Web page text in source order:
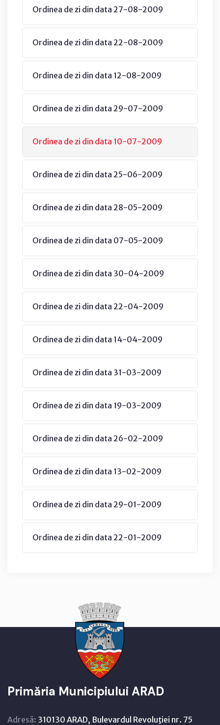
Ordinea de zi din data 27-08-2009
Ordinea de zi din data 22-08-2009
Ordinea de zi din data 12-08-2009
Ordinea de zi din data 29-07-2009
Ordinea de zi din data 10-07-2009
Ordinea de zi din data 25-06-2009
Ordinea de zi din data 28-05-2009
Ordinea de zi din data 07-05-2009
Ordinea de zi din data 30-04-2009
Ordinea de zi din data 22-04-2009
Ordinea de zi din data 14-04-2009
Ordinea de zi din data 31-03-2009
Ordinea de zi din data 19-03-2009
Ordinea de zi din data 26-02-2009
Ordinea de zi din data 13-02-2009
Ordinea de zi din data 29-01-2009
Ordinea de zi din data 22-01-2009
Primăria Municipiului ARAD
Adresă: 310130 ARAD, Bulevardul Revoluţiei nr. 75